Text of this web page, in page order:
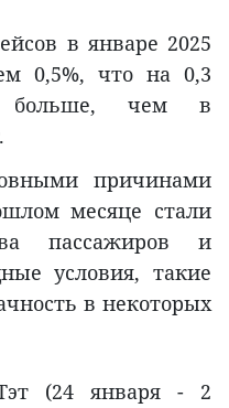
в январе 2025
0,5%, что на 0,3
больше, чем в
причинами
месяце стали
пассажиров и
условия, такие
в некоторых
(24 января - 2